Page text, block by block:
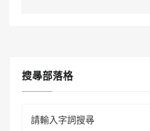
搜㝷部落格
for: